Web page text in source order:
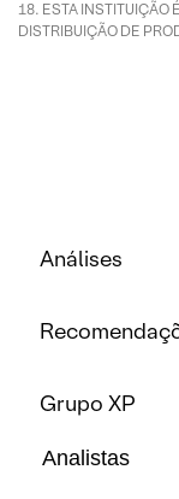
ESTA INSTITUIÇÃO
DISTRIBUIÇÃO DE
Análises
Grupo XP
Analistas